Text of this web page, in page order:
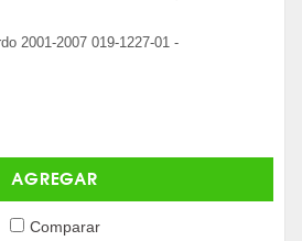
2001-2007 019-1227-01 -
AGREGAR
Comparar